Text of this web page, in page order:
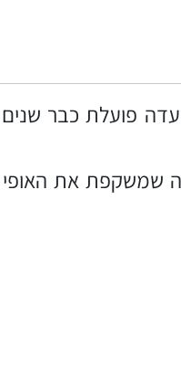
פועלת כבר שנים
שמשקפת את